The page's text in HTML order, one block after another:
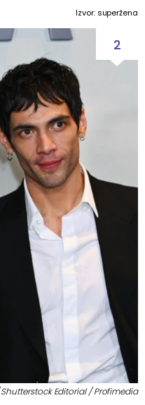
Izvor: superžena
2
Editorial / Profimedia